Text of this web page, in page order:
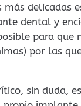
más delicadas
dental y
para que
por las que
sin duda,